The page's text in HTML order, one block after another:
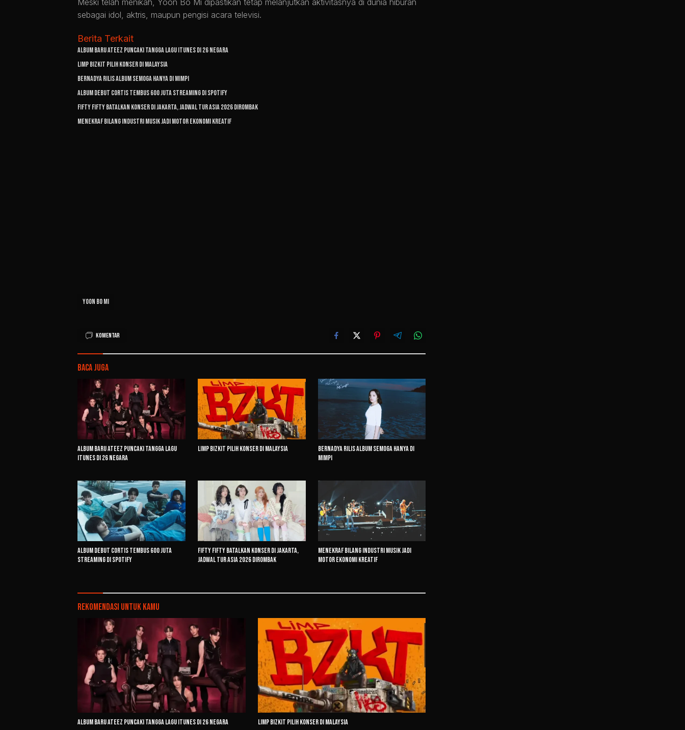
Meski telah menikah, Yoon Bo Mi dipastikan tetap melanjutkan aktivitasnya di dunia hiburan
sebagai idol, aktris, maupun pengisi acara televisi.
Berita Terkait
Album Baru ATEEZ Puncaki Tangga Lagu iTunes di 26 Negara
Limp Bizkit Pilih Konser di Malaysia
Bernadya Rilis Album Semoga Hanya di Mimpi
Album Debut CORTIS Tembus 600 Juta Streaming di Spotify
FIFTY FIFTY Batalkan Konser di Jakarta, Jadwal Tur Asia 2026 Dirombak
Menekraf Bilang Industri Musik Jadi Motor Ekonomi Kreatif
Yoon Bo Mi
Komentar
Baca Juga
Album Baru ATEEZ Puncaki Tangga Lagu
iTunes di 26 Negara
Limp Bizkit Pilih Konser di Malaysia
Bernadya Rilis Album Semoga Hanya di
Mimpi
Album Debut CORTIS Tembus 600 Juta
Streaming di Spotify
FIFTY FIFTY Batalkan Konser di Jakarta,
Jadwal Tur Asia 2026 Dirombak
Menekraf Bilang Industri Musik Jadi
Motor Ekonomi Kreatif
Rekomendasi untuk kamu
Album Baru ATEEZ Puncaki Tangga Lagu iTunes di 26 Negara Limp Bizkit Pilih Konser di Malaysia